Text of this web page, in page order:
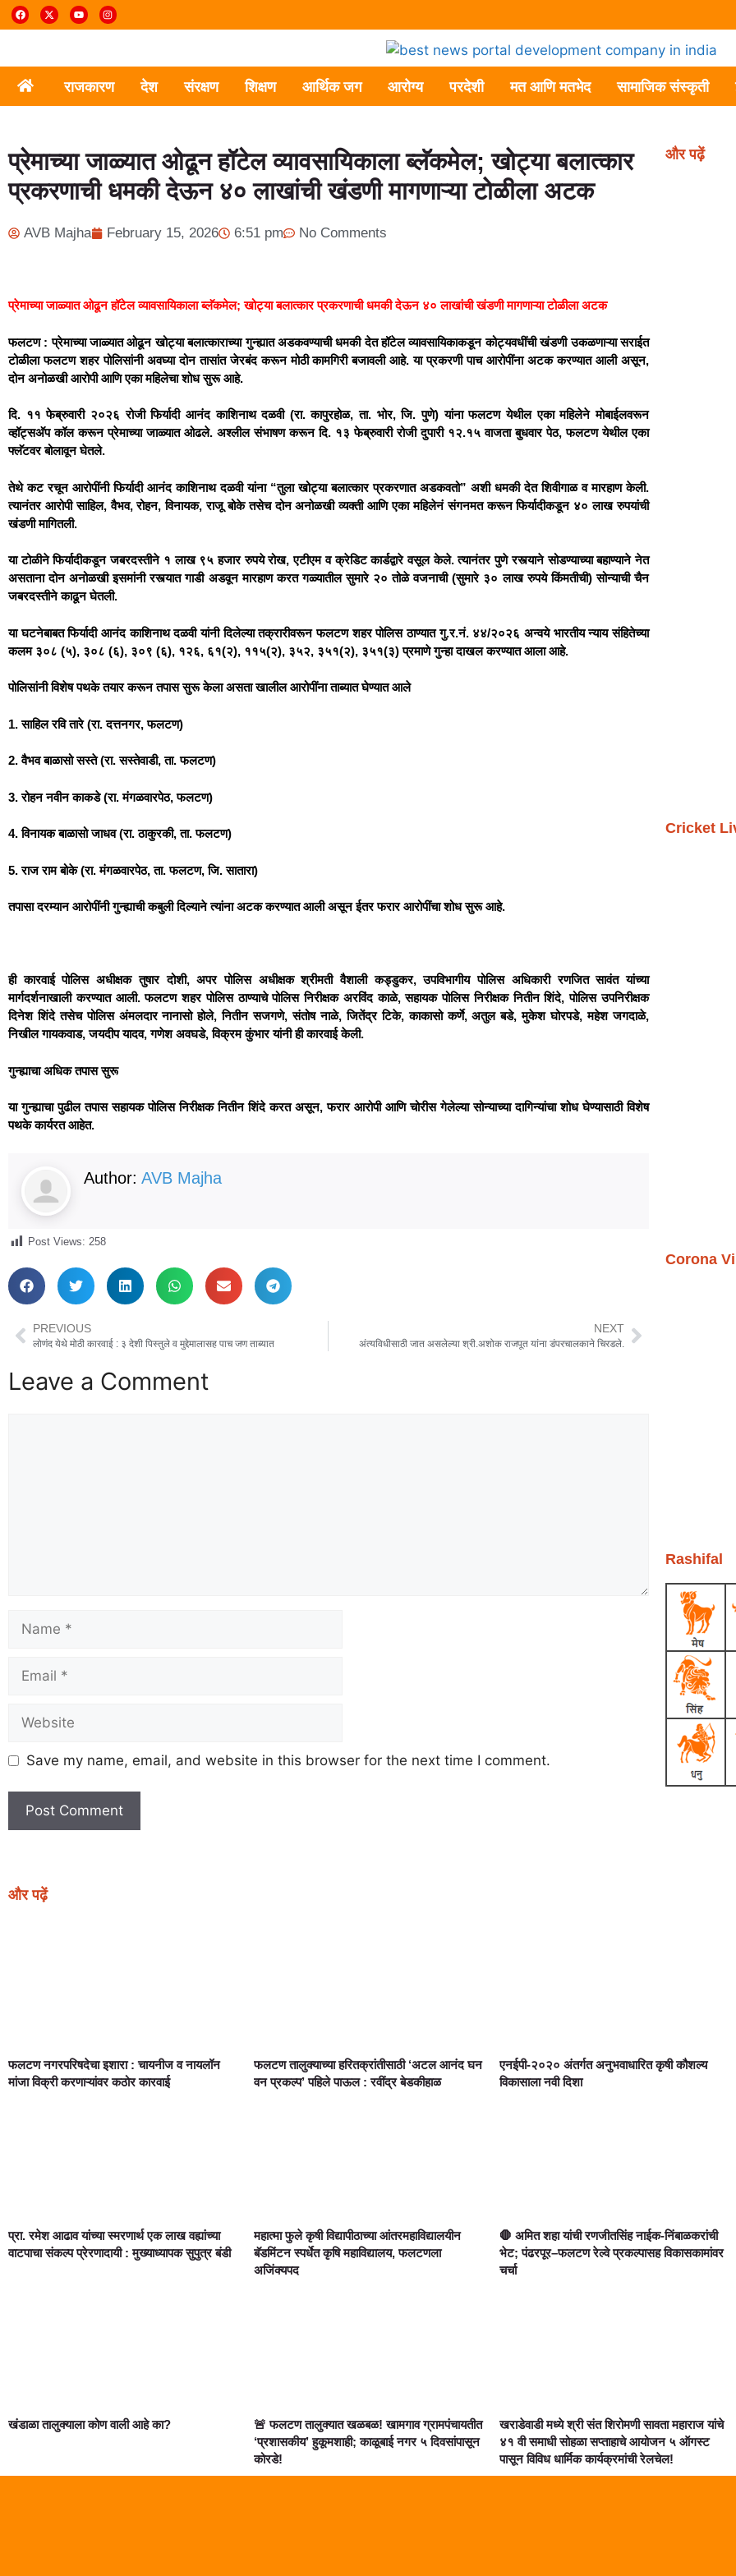
राजकारण देश संरक्षण शिक्षण आर्थिक जग आरोग्य परदेशी मत आणि मतभेद सामाजिक संस्कृती
प्रेमाच्या जाळ्यात ओढून हॉटेल व्यावसायिकाला ब्लॅकमेल; खोट्या बलात्कार
प्रकरणाची धमकी देऊन ४० लाखांची खंडणी मागणाऱ्या टोळीला अटक
AVB Majha February 15, 2026 6:51 pm No Comments
प्रेमाच्या जाळ्यात ओढून हॉटेल व्यावसायिकाला ब्लॅकमेल; खोट्या बलात्कार प्रकरणाची धमकी देऊन ४० लाखांची खंडणी मागणाऱ्या टोळीला अटक
फलटण : प्रेमाच्या जाळ्यात ओढून खोट्या बलात्काराच्या गुन्ह्यात अडकवण्याची धमकी देत हॉटेल व्यावसायिकाकडून कोट्यवधींची खंडणी उकळणाऱ्या सराईत
टोळीला फलटण शहर पोलिसांनी अवघ्या दोन तासांत जेरबंद करून मोठी कामगिरी बजावली आहे. या प्रकरणी पाच आरोपींना अटक करण्यात आली असून,
दोन अनोळखी आरोपी आणि एका महिलेचा शोध सुरू आहे.
दि. ११ फेब्रुवारी २०२६ रोजी फिर्यादी आनंद काशिनाथ दळवी (रा. कापुरहोळ, ता. भोर, जि. पुणे) यांना फलटण येथील एका महिलेने मोबाईलवरून
व्हॉट्सअ‍ॅप कॉल करून प्रेमाच्या जाळ्यात ओढले. अश्लील संभाषण करून दि. १३ फेब्रुवारी रोजी दुपारी १२.१५ वाजता बुधवार पेठ, फलटण येथील एका
फ्लॅटवर बोलावून घेतले.
तेथे कट रचून आरोपींनी फिर्यादी आनंद काशिनाथ दळवी यांना “तुला खोट्या बलात्कार प्रकरणात अडकवतो” अशी धमकी देत शिवीगाळ व मारहाण केली.
त्यानंतर आरोपी साहिल, वैभव, रोहन, विनायक, राजू बोके तसेच दोन अनोळखी व्यक्ती आणि एका महिलेनं संगनमत करून फिर्यादीकडून ४० लाख रुपयांची
खंडणी मागितली.
या टोळीने फिर्यादीकडून जबरदस्तीने १ लाख ९५ हजार रुपये रोख, एटीएम व क्रेडिट कार्डद्वारे वसूल केले. त्यानंतर पुणे रस्त्याने सोडण्याच्या बहाण्याने नेत
असताना दोन अनोळखी इसमांनी रस्त्यात गाडी अडवून मारहाण करत गळ्यातील सुमारे २० तोळे वजनाची (सुमारे ३० लाख रुपये किंमतीची) सोन्याची चैन
जबरदस्तीने काढून घेतली.
या घटनेबाबत फिर्यादी आनंद काशिनाथ दळवी यांनी दिलेल्या तक्रारीवरून फलटण शहर पोलिस ठाण्यात गु.र.नं. ४४/२०२६ अन्वये भारतीय न्याय संहितेच्या
कलम ३०८ (५), ३०८ (६), ३०९ (६), १२६, ६१(२), ११५(२), ३५२, ३५१(२), ३५१(३) प्रमाणे गुन्हा दाखल करण्यात आला आहे.
पोलिसांनी विशेष पथके तयार करून तपास सुरू केला असता खालील आरोपींना ताब्यात घेण्यात आले
1. साहिल रवि तारे (रा. दत्तनगर, फलटण)
2. वैभव बाळासो सस्ते (रा. सस्तेवाडी, ता. फलटण)
3. रोहन नवीन काकडे (रा. मंगळवारपेठ, फलटण)
4. विनायक बाळासो जाधव (रा. ठाकुरकी, ता. फलटण)
5. राज राम बोके (रा. मंगळवारपेठ, ता. फलटण, जि. सातारा)
तपासा दरम्यान आरोपींनी गुन्ह्याची कबुली दिल्याने त्यांना अटक करण्यात आली असून ईतर फरार आरोपींचा शोध सुरू आहे.
ही कारवाई पोलिस अधीक्षक तुषार दोशी, अपर पोलिस अधीक्षक श्रीमती वैशाली कड्डुकर, उपविभागीय पोलिस अधिकारी रणजित सावंत यांच्या
मार्गदर्शनाखाली करण्यात आली. फलटण शहर पोलिस ठाण्याचे पोलिस निरीक्षक अरविंद काळे, सहायक पोलिस निरीक्षक नितीन शिंदे, पोलिस उपनिरीक्षक
दिनेश शिंदे तसेच पोलिस अंमलदार नानासो होले, नितीन सजगणे, संतोष नाळे, जितेंद्र टिके, काकासो कर्णे, अतुल बडे, मुकेश घोरपडे, महेश जगदाळे,
निखील गायकवाड, जयदीप यादव, गणेश अवघडे, विक्रम कुंभार यांनी ही कारवाई केली.
गुन्ह्याचा अधिक तपास सुरू
या गुन्ह्याचा पुढील तपास सहायक पोलिस निरीक्षक नितीन शिंदे करत असून, फरार आरोपी आणि चोरीस गेलेल्या सोन्याच्या दागिन्यांचा शोध घेण्यासाठी विशेष
पथके कार्यरत आहेत.
Author: AVB Majha
Post Views: 258
PREVIOUS
लोणंद येथे मोठी कारवाई : ३ देशी पिस्तुले व मुद्देमालासह पाच जण ताब्यात
NEXT
अंत्यविधीसाठी जात असलेल्या श्री.अशोक राजपूत यांना डंपरचालकाने चिरडले.
Leave a Comment
Save my name, email, and website in this browser for the next time I comment.
और पढ़ें
Cricket
Corona
Rashifal
और पढ़ें
फलटण नगरपरिषदेचा इशारा : चायनीज व नायलॉन
मांजा विक्री करणाऱ्यांवर कठोर कारवाई
फलटण तालुक्याच्या हरितक्रांतीसाठी ‘अटल आनंद घन
वन प्रकल्प’ पहिले पाऊल : रवींद्र बेडकीहाळ
एनईपी-२०२० अंतर्गत अनुभवाधारित कृषी कौशल्य
विकासाला नवी दिशा
प्रा. रमेश आढाव यांच्या स्मरणार्थ एक लाख वह्यांच्या
वाटपाचा संकल्प प्रेरणादायी : मुख्याध्यापक सुपुत्र बंडी
महात्मा फुले कृषी विद्यापीठाच्या आंतरमहाविद्यालयीन
बॅडमिंटन स्पर्धेत कृषि महाविद्यालय, फलटणला
अजिंक्यपद
🛑 अमित शहा यांची रणजीतसिंह नाईक-निंबाळकरांची
भेट; पंढरपूर–फलटण रेल्वे प्रकल्पासह विकासकामांवर
चर्चा
खंडाळा तालुक्याला कोण वाली आहे का?
🚨 फलटण तालुक्यात खळबळ! खामगाव ग्रामपंचायतीत
‘प्रशासकीय’ हुकूमशाही; काळूबाई नगर ५ दिवसांपासून
कोरडे!
खराडेवाडी मध्ये श्री संत शिरोमणी सावता महाराज यांचे
४१ वी समाधी सोहळा सप्ताहाचे आयोजन ५ ऑगस्ट
पासून विविध धार्मिक कार्यक्रमांची रेलचेल!